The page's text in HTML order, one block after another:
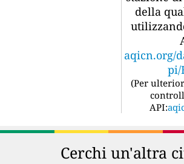
della
aqicn.org/
pi/
(Per
API:
Cerchi un'altra